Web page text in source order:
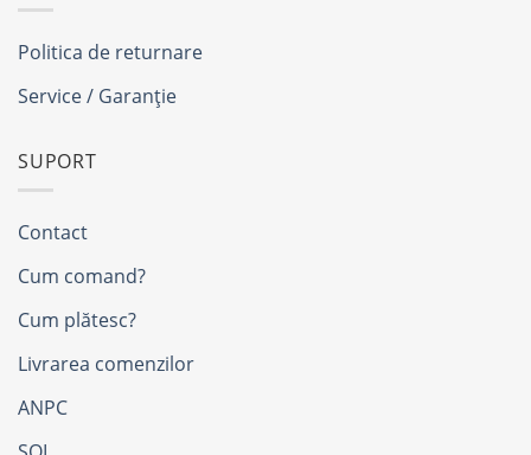
Politica de returnare
Service / Garanție
SUPORT
Contact
Cum comand?
Cum plătesc?
Livrarea comenzilor
ANPC